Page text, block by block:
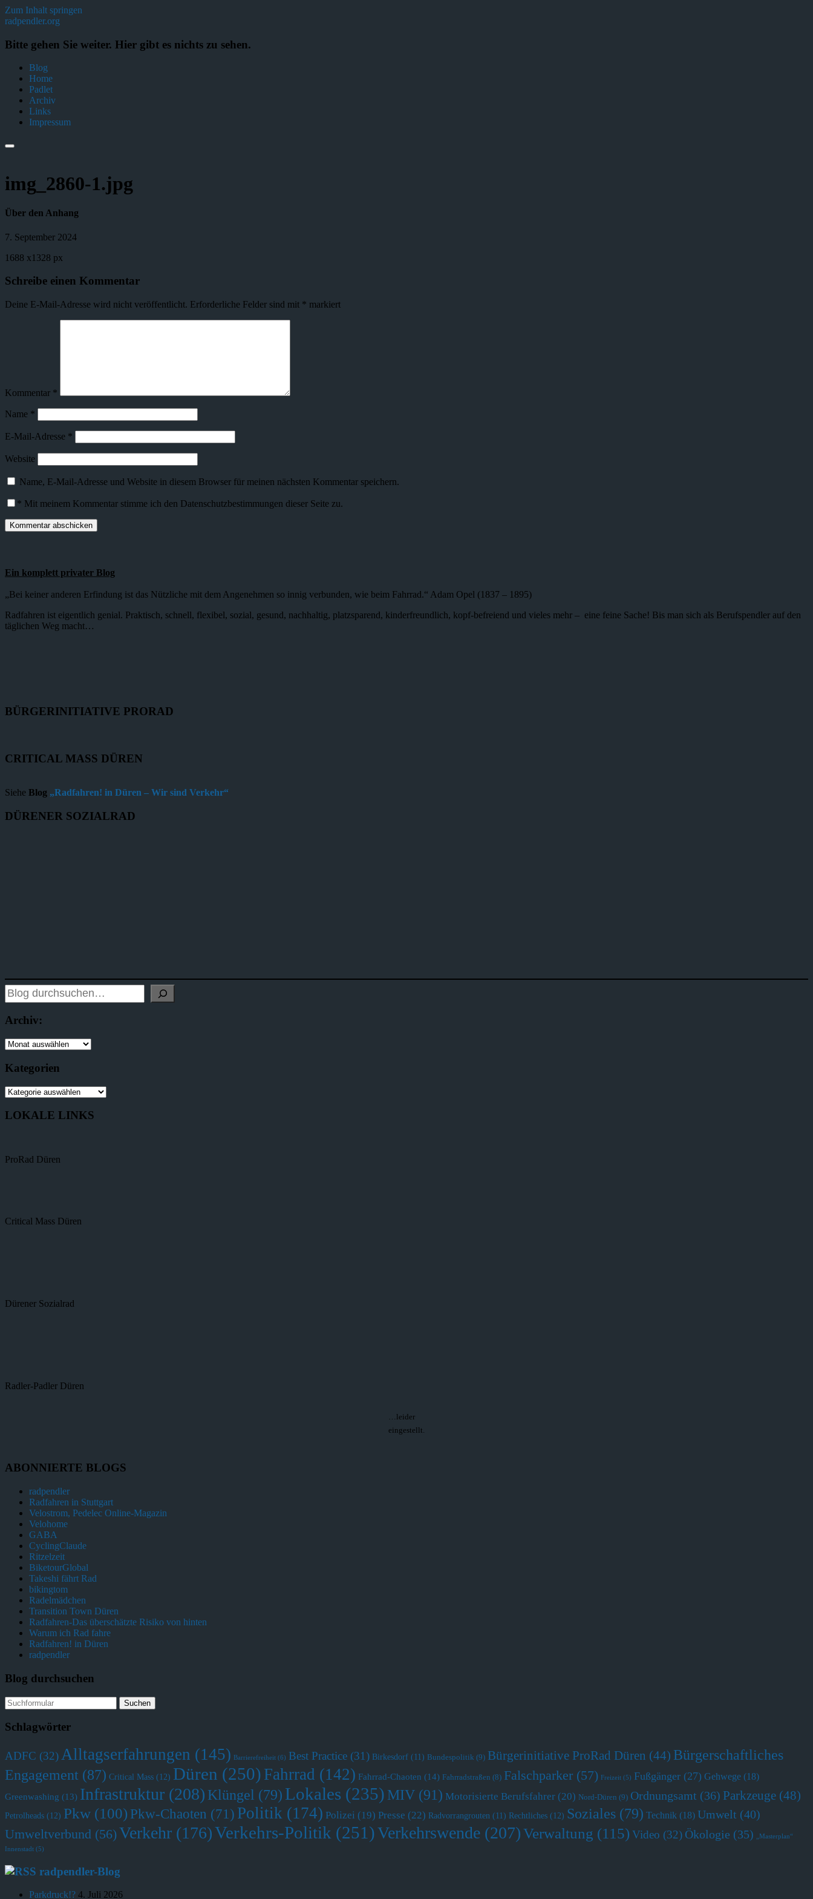
Zum Inhalt springen
radpendler.org
Bitte gehen Sie weiter. Hier gibt es nichts zu sehen.
Blog
Home
Padlet
Archiv
Links
Impressum
Suchfeld
img_2860-1.jpg
Über den Anhang
7. September 2024
1688 x1328 px
Schreibe einen Kommentar
Deine E-Mail-Adresse wird nicht veröffentlicht. Erforderliche Felder sind mit * markiert
Kommentar *
Name *
E-Mail-Adresse *
Website
Name, E-Mail-Adresse und Website in diesem Browser für meinen nächsten Kommentar speichern.
* Mit meinem Kommentar stimme ich den Datenschutzbestimmungen dieser Seite zu.
Ein komplett privater Blog
„Bei keiner anderen Erfindung ist das Nützliche mit dem Angenehmen so innig verbunden, wie beim Fahrrad.“ Adam Opel (1837 – 1895)
Radfahren ist eigentlich genial. Praktisch, schnell, flexibel, sozial, gesund, nachhaltig, platzsparend, kinderfreundlich, kopf-befreiend und vieles mehr – eine feine Sache! Bis man sich als Berufspendler auf den
täglichen Weg macht…
BÜRGERINITIATIVE PRORAD
CRITICAL MASS DÜREN
Siehe Blog „Radfahren! in Düren – Wir sind Verkehr“
DÜRENER SOZIALRAD
Blog
durchsuchen:
Archiv:
Archiv:
Kategorien
Kategorien
LOKALE LINKS
ProRad Düren
Critical Mass Düren
Dürener Sozialrad
Radler-Padler Düren
…leider
eingestellt.
ABONNIERTE BLOGS
radpendler
Radfahren in Stuttgart
Velostrom, Pedelec Online-Magazin
Velohome
GABA
CyclingClaude
Ritzelzeit
BiketourGlobal
Takeshi fährt Rad
bikingtom
Radelmädchen
Transition Town Düren
Radfahren-Das überschätzte Risiko von hinten
Warum ich Rad fahre
Radfahren! in Düren
radpendler
Blog durchsuchen
Suchen
nach:
Schlagwörter
ADFC (32)Alltagserfahrungen (145) Barrierefreiheit (6) Best Practice (31) Birkesdorf (11) Bundespolitik (9) Bürgerinitiative ProRad Düren (44) Bürgerschaftliches
Engagement (87) Critical Mass (12) Düren (250) Fahrrad (142) Fahrrad-Chaoten (14) Fahrradstraßen (8) Falschparker (57) Freizeit (5) Fußgänger (27) Gehwege (18)
Greenwashing (13) Infrastruktur (208) Klüngel (79) Lokales (235) MIV (91) Motorisierte Berufsfahrer (20) Nord-Düren (9) Ordnungsamt (36) Parkzeuge (48)
Petrolheads (12) Pkw (100) Pkw-Chaoten (71) Politik (174) Polizei (19) Presse (22) Radvorrangrouten (11) Rechtliches (12) Soziales (79) Technik (18) Umwelt (40)
Umweltverbund (56)Verkehr (176)Verkehrs-Politik (251)Verkehrswende (207)Verwaltung (115) Video (32) Ökologie (35)
„Masterplan“
Innenstadt (5)
radpendler-Blog
Parkdruck!? 4. Juli 2026